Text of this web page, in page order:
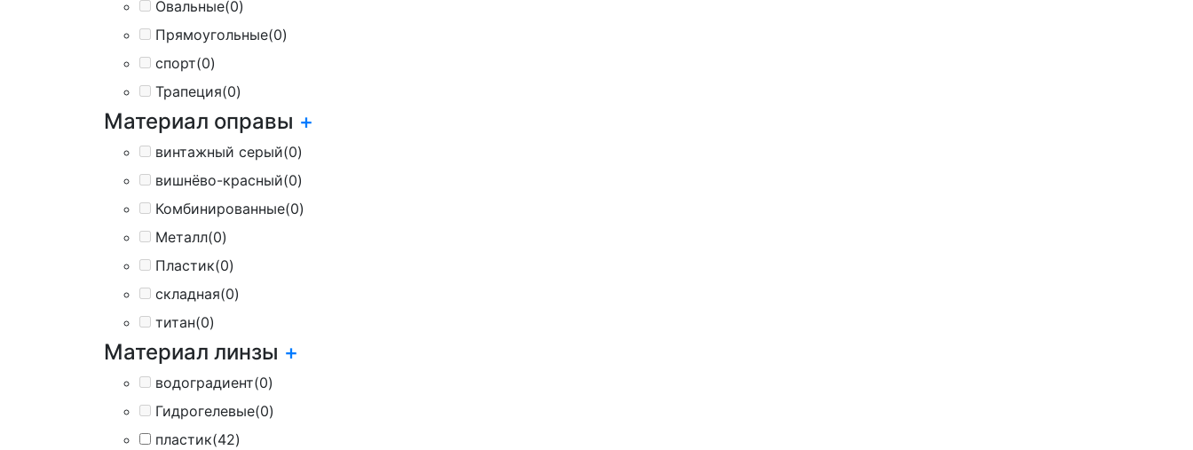
Овальные(0)
Прямоугольные(0)
спорт(0)
Трапеция(0)
Материал оправы +
винтажный серый(0)
вишнёво-красный(0)
Комбинированные(0)
Металл(0)
Пластик(0)
складная(0)
титан(0)
Материал линзы +
водоградиент(0)
Гидрогелевые(0)
пластик(42)